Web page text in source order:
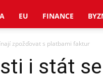
EU FINANCE
zpožďovat s platbami faktur
i stát